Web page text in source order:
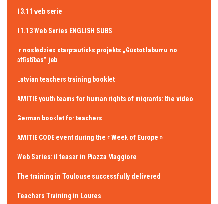
13.11 web serie
11.13 Web Series ENGLISH SUBS
Ir noslēdzies starptautisks projekts „Gūstot labumu no
attīstības” jeb
Latvian teachers training booklet
AMITIE youth teams for human rights of migrants: the video
German booklet for teachers
AMITIE CODE event during the « Week of Europe »
Web Series: il teaser in Piazza Maggiore
The training in Toulouse successfully delivered
Teachers Training in Loures